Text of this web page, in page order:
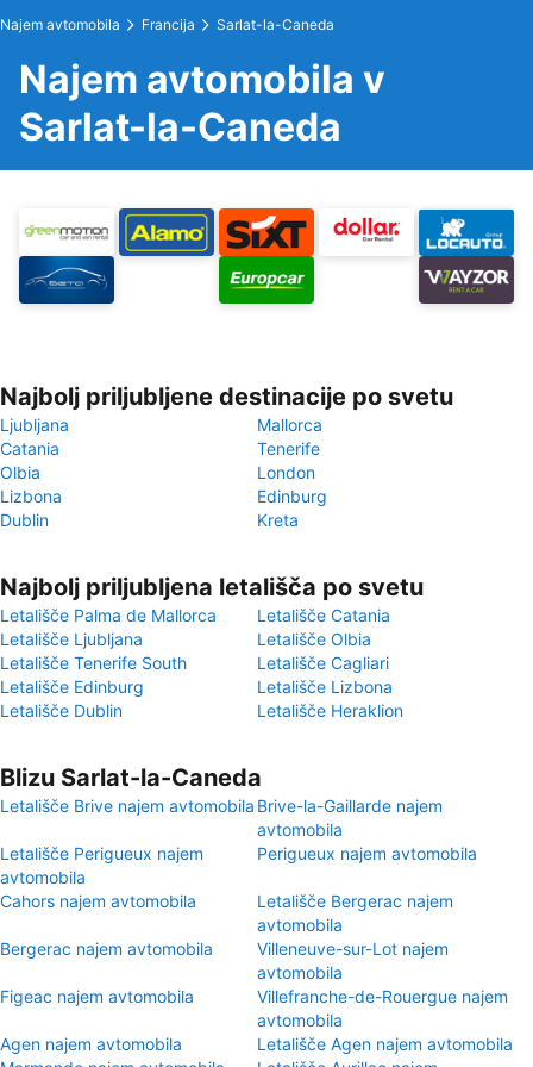
Najem avtomobila Francija Sarlat-la-Caneda
Najem avtomobila v
Sarlat-la-Caneda
Najbolj priljubljene destinacije po svetu
Ljubljana
Mallorca
Catania
Tenerife
Olbia
London
Lizbona
Edinburg
Dublin
Kreta
Najbolj priljubljena letališča po svetu
Letališče Palma de Mallorca
Letališče Catania
Letališče Ljubljana
Letališče Olbia
Letališče Tenerife South
Letališče Cagliari
Letališče Edinburg
Letališče Lizbona
Letališče Dublin
Letališče Heraklion
Blizu Sarlat-la-Caneda
Letališče Brive najem avtomobila Brive-la-Gaillarde najem
avtomobila
Letališče Perigueux najem
avtomobila
Perigueux najem avtomobila
Cahors najem avtomobila
Letališče Bergerac najem
avtomobila
Bergerac najem avtomobila
Villeneuve-sur-Lot najem
avtomobila
Figeac najem avtomobila
Villefranche-de-Rouergue najem
avtomobila
Agen najem avtomobila
Letališče Agen najem avtomobila